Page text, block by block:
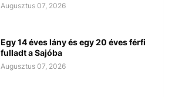
Augusztus 07, 2026
Egy 14 éves lány és egy 20 éves férfi
fulladt a Sajóba
Augusztus 07, 2026